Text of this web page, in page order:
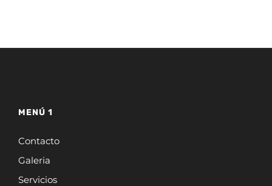
MENÚ 1
Contacto
Galeria
Servicios